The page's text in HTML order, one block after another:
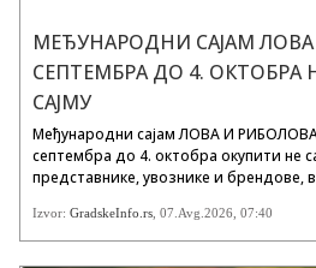
МЕЂУНАРОДНИ САЈАМ
СЕПТЕМБРА ДО 4.
САЈМУ
Међународни сајам ЛОВА И
септембра до 4. октобра окупити не
представнике, увознике и брендове,
индустрије, већ и заједницу
према природи, активном боравку
природних...
Izvor: GradskeInfo.rs , 07.Avg.2026, 07:40